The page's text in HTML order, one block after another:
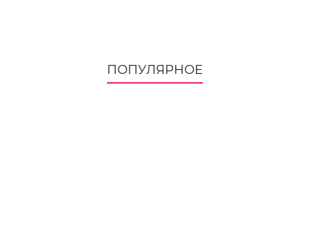
ПОПУЛЯРНОЕ